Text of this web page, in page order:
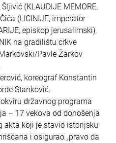
(KLAUDIJE MEMORE,
(LICINIJE, imperator
episkop jerusalimski),
na gradilištu crkve
Pavle Žarkov
koreograf Konstantin
Stanković.
državnog programa
– 17 vekova od donošenja
akta koji je stavio istorijsku
i osigurao „pravo da